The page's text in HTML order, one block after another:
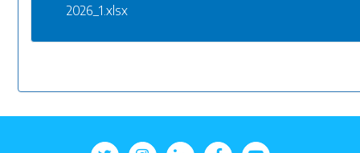
2026_1.xlsx